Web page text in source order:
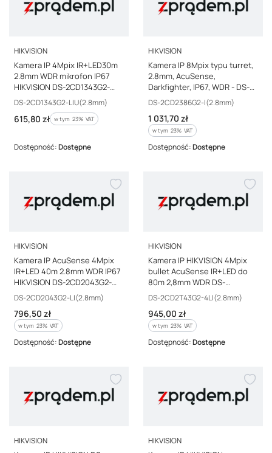
PRODUCENT
HIKVISION
Kamera IP 4Mpix IR+LED30m
2.8mm WDR mikrofon IP67
HIKVISION DS-2CD1343G2-
LIU(2.8mm)
Kod producenta
DS-2CD1343G2-LIU(2.8mm)
Cena brutto
615,80 zł w tym %s VAT
w tym 23% VAT
Dostępność:Dostępne
PRODUCENT
HIKVISION
Kamera IP 8Mpix typu turret,
2.8mm, AcuSense,
Darkfighter, IP67, WDR - DS-
2CD2386G2-I HIKVISION
Kod producenta
DS-2CD2386G2-I(2.8mm)
Cena brutto
1 031,70 zł
w tym %s VAT
w tym 23% VAT
Dostępność:Dostępne
PRODUCENT
HIKVISION
Kamera IP AcuSense 4Mpix
IR+LED 40m 2.8mm WDR IP67
HIKVISION DS-2CD2043G2-
LI(2.8mm)
Kod producenta
DS-2CD2043G2-LI(2.8mm)
Cena brutto
796,50 zł
w tym %s VAT
w tym 23% VAT
Dostępność:Dostępne
PRODUCENT
HIKVISION
Kamera IP HIKVISION 4Mpix
bullet AcuSense IR+LED do
80m 2,8mm WDR DS-
2CD2T43G2-4LI(2.8mm)
Kod producenta
DS-2CD2T43G2-4LI(2.8mm)
Cena brutto
945,00 zł
w tym %s VAT
w tym 23% VAT
Dostępność:Dostępne
PRODUCENT
HIKVISION PRODUCENT
HIKVISION